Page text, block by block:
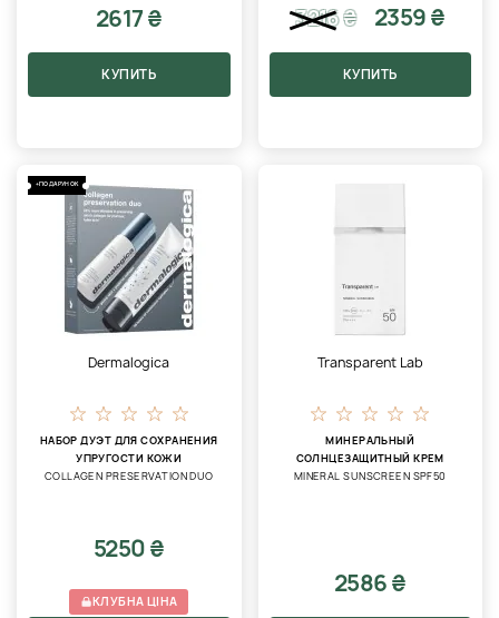
2617 ₴
КУПИТЬ
3216₴ 2359 ₴
КУПИТЬ
+ПОДАРУНОК
Dermalogica
НАБОР ДУЭТ ДЛЯ СОХРАНЕНИЯ
УПРУГОСТИ КОЖИ
COLLAGEN PRESERVATION DUO
5250 ₴
КЛУБНА ЦІНА
Transparent Lab
МИНЕРАЛЬНЫЙ
СОЛНЦЕЗАЩИТНЫЙ КРЕМ
MINERAL SUNSCREEN SPF50
2586 ₴